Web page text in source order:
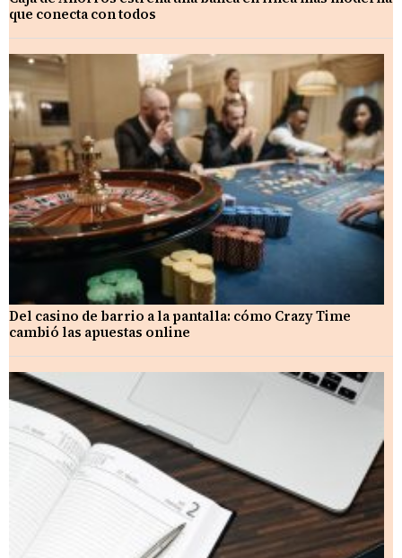
que conecta con todos
Del casino de barrio a la pantalla: cómo Crazy Time
cambió las apuestas online